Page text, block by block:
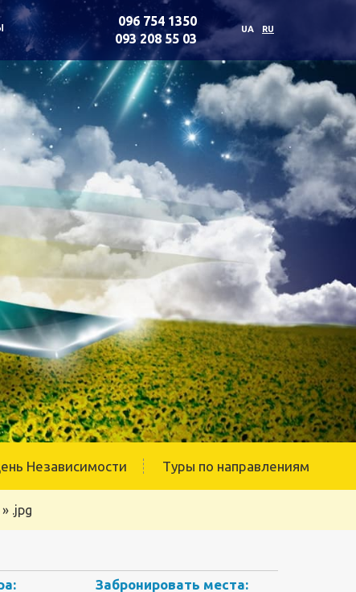
096 754 1350
093 208 55 03
UA RU
Независимости Туры по направлениям
» .jpg
Забронировать места: